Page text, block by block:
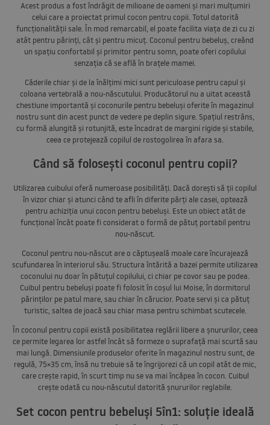
Acest produs a fost îndrăgit de milioane de oameni și mari mulțumiri
celui care a proiectat primul cocon pentru copii. Totul datorită
funcționalității sale. În mod remarcabil, el poate facilita viața de zi cu zi
atât pentru părinți, cât și pentru micuț. Coconul pentru bebeluș, creând
un spațiu confortabil și primitor pentru somn, poate oferi copilului
senzația că se află în brațele mamei.
Căderile chiar și de la înălțimi mici sunt periculoase pentru capul și
coloana vertebrală a nou-născutului. Producătorul nu a uitat această
chestiune importantă și coconurile pentru bebeluși oferite în magazinul
nostru sunt din acest punct de vedere pe deplin sigure. Spațiul restrâns,
cu formă alungită și rotunjită, este încadrat de margini rigide și stabile,
ceea ce protejează copilul de rostogolirea în afara sa.
Când să folosești coconul pentru copii?
Utilizarea cuibului oferă numeroase posibilități. Dacă dorești să ții copilul
în vizor chiar și atunci când te afli în diferite părți ale casei, optează
pentru achiziția unui cocon pentru bebeluși. Este un obiect atât de
funcțional încât poate fi considerat o formă de pătuț portabil pentru
nou-născut.
Coconul pentru nou-născut are o căptușeală moale care încurajează
scufundarea în interiorul său. Structura întărită a bazei permite utilizarea
coconului nu doar în pătuțul copilului, ci chiar pe covor sau pe podea.
Cuibul pentru bebeluși poate fi folosit în coșul lui Moise, în dormitorul
părinților pe patul mare, sau chiar în cărucior. Poate servi și ca pătuț
turistic, saltea de joacă sau chiar masa pentru schimbat scutecele.
În coconul pentru copii există posibilitatea reglării libere a șnururilor, ceea
ce permite legarea lor astfel încât să formeze o suprafață mai scurtă sau
mai lungă. Dimensiunile produselor oferite în magazinul nostru sunt, de
regulă, 75×35 cm, însă nu trebuie să te îngrijorezi că un copil atât de mic,
care crește rapid, în scurt timp nu se va mai încăpea în cocon. Cuibul
crește odată cu nou-născutul datorită șnururilor reglabile.
Set cocon pentru bebeluși 5în1: soluție ideală